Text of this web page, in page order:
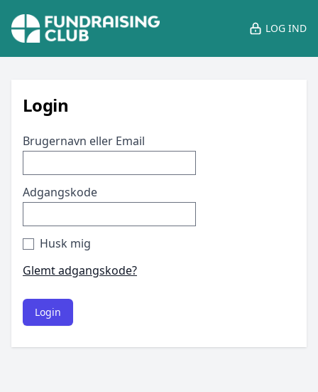
LOG IND
Login
Brugernavn eller Email
Adgangskode
Husk mig
Glemt adgangskode?